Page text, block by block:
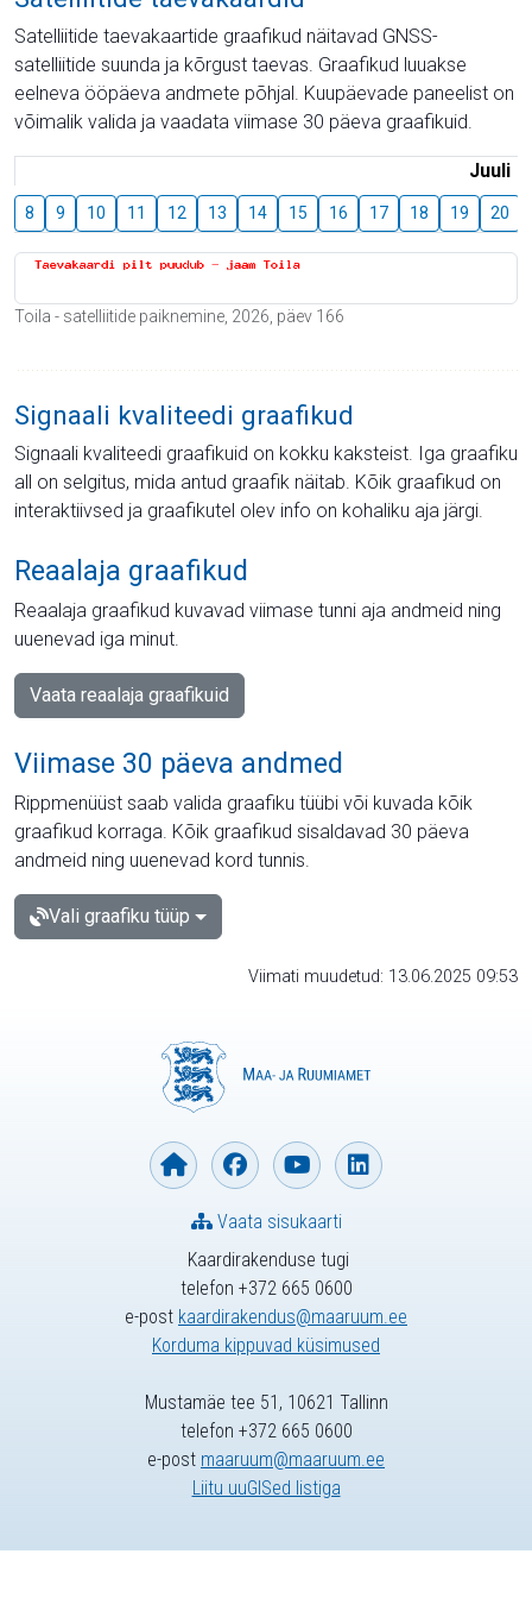
Satelliitide taevakaartide graafikud näitavad GNSS-
satelliitide suunda ja kõrgust taevas. Graafikud luuakse
eelneva ööpäeva andmete põhjal. Kuupäevade paneelist on
võimalik valida ja vaadata viimase 30 päeva graafikuid.
Juuli
8 9 10 11 12 13 14 15 16 17 18 19 20
Toila - satelliitide paiknemine, 2026, päev 166
Signaali kvaliteedi graafikud
Signaali kvaliteedi graafikuid on kokku kaksteist. Iga graafiku
all on selgitus, mida antud graafik näitab. Kõik graafikud on
interaktiivsed ja graafikutel olev info on kohaliku aja järgi.
Reaalaja graafikud
Reaalaja graafikud kuvavad viimase tunni aja andmeid ning
uuenevad iga minut.
Vaata reaalaja graafikuid
Viimase 30 päeva andmed
Rippmenüüst saab valida graafiku tüübi või kuvada kõik
graafikud korraga. Kõik graafikud sisaldavad 30 päeva
andmeid ning uuenevad kord tunnis.
Vali graafiku tüüp
Viimati muudetud: 13.06.2025 09:53
Kaardirakenduse tugi
telefon +372 665 0600
e-post kaardirakendus@maaruum.ee
Korduma kippuvad küsimused
Vaata sisukaarti
Mustamäe tee 51, 10621 Tallinn
telefon +372 665 0600
e-post maaruum@maaruum.ee
Liitu uuGISed listiga